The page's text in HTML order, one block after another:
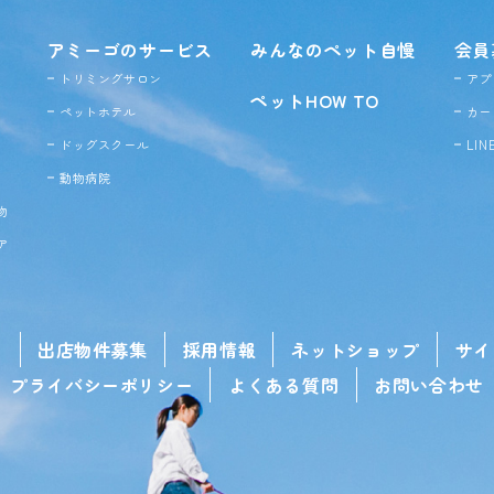
アミーゴのサービス
トリミングサロン
ペットホテル
ドッグスクール
動物病院
みんなのペット自慢
ペットHOW TO
会
ア
カ
出店物件募集 採用情報 ネットショップ
サ
プライバシーポリシー
よくある質問 お問い合わせ